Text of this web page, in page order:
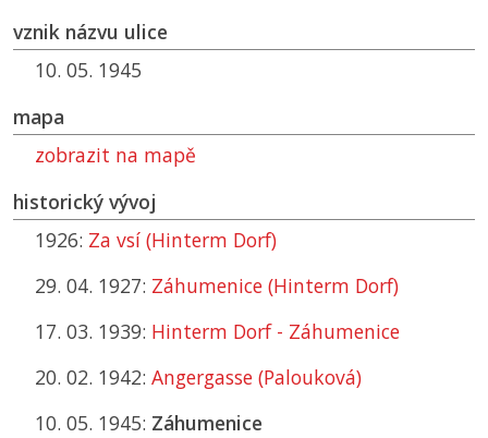
vznik názvu ulice
10. 05. 1945
mapa
zobrazit na mapě
historický vývoj
1926: Za vsí (Hinterm Dorf)
29. 04. 1927: Záhumenice (Hinterm Dorf)
17. 03. 1939: Hinterm Dorf - Záhumenice
20. 02. 1942: Angergasse (Palouková)
10. 05. 1945: Záhumenice